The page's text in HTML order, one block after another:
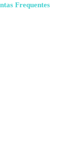
Frequentes